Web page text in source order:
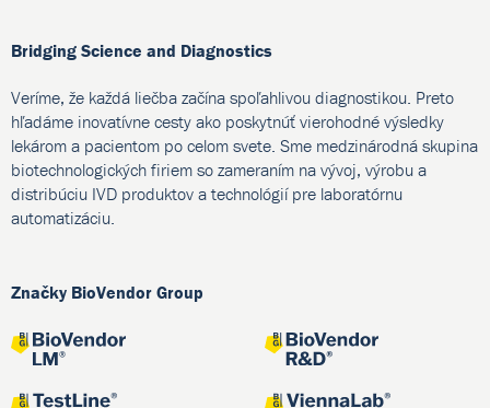
Bridging Science and Diagnostics
Veríme, že každá liečba začína spoľahlivou diagnostikou. Preto
hľadáme inovatívne cesty ako poskytnúť vierohodné výsledky
lekárom a pacientom po celom svete. Sme medzinárodná skupina
biotechnologických firiem so zameraním na vývoj, výrobu a
distribúciu IVD produktov a technológií pre laboratórnu
automatizáciu.
Značky BioVendor Group